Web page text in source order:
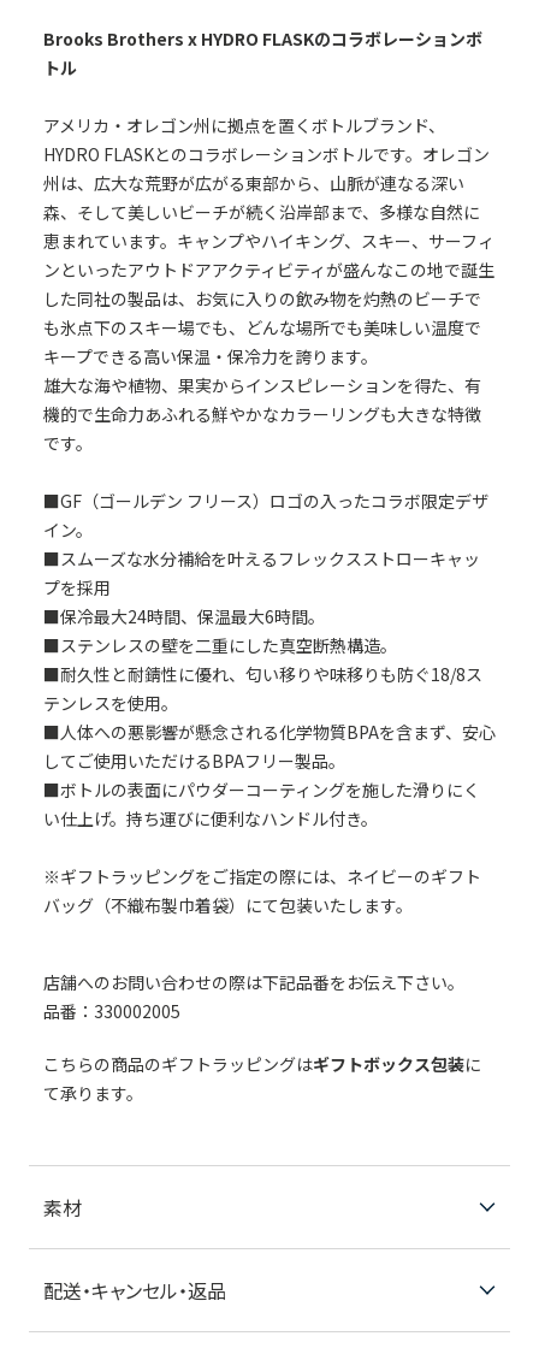
Brooks Brothers x HYDRO FLASKのコラボレーションボ
トル
アメリカ・オレゴン州に拠点を置くボトルブランド、
HYDRO FLASKとのコラボレーションボトルです。オレゴン
州は、広大な荒野が広がる東部から、山脈が連なる深い
森、そして美しいビーチが続く沿岸部まで、多様な自然に
恵まれています。キャンプやハイキング、スキー、サーフィ
ンといったアウトドアアクティビティが盛んなこの地で誕生
した同社の製品は、お気に入りの飲み物を灼熱のビーチで
も氷点下のスキー場でも、どんな場所でも美味しい温度で
キープできる高い保温・保冷力を誇ります。
雄大な海や植物、果実からインスピレーションを得た、有
機的で生命力あふれる鮮やかなカラーリングも大きな特徴
です。
■GF（ゴールデン フリース）ロゴの入ったコラボ限定デザ
イン。
■スムーズな水分補給を叶えるフレックスストローキャッ
プを採用
■保冷最大24時間、保温最大6時間。
■ステンレスの壁を二重にした真空断熱構造。
■耐久性と耐錆性に優れ、匂い移りや味移りも防ぐ18/8ス
テンレスを使用。
■人体への悪影響が懸念される化学物質BPAを含まず、安心
してご使用いただけるBPAフリー製品。
■ボトルの表面にパウダーコーティングを施した滑りにく
い仕上げ。持ち運びに便利なハンドル付き。
※ギフトラッピングをご指定の際には、ネイビーのギフト
バッグ（不織布製巾着袋）にて包装いたします。
店舗へのお問い合わせの際は下記品番をお伝え下さい。
品番：330002005
こちらの商品のギフトラッピングはギフトボックス包装に
て承ります。
素材
配送・キャンセル・返品